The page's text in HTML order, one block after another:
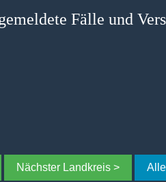
Fälle und
Nächster Landkreis >